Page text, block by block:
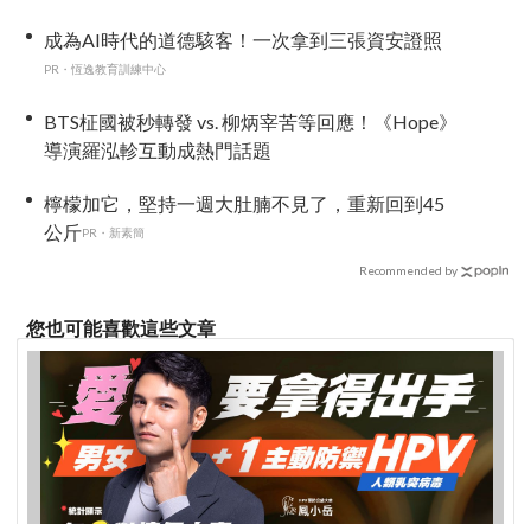
成為AI時代的道德駭客！一次拿到三張資安證照
PR・恆逸教育訓練中心
BTS柾國被秒轉發 vs. 柳炳宰苦等回應！《Hope》
導演羅泓軫互動成熱門話題
檸檬加它，堅持一週大肚腩不見了，重新回到45
公斤PR・新素簡
Recommended by
您也可能喜歡這些文章